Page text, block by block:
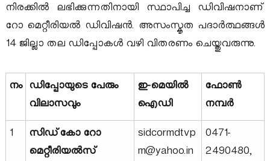
I
n
d
u
നിരക്കിൽ ലഭിക്കുന്നതിനായി സ്ഥാപിച്ച ഡിവിഷനാണ്
റോ മെറ്റീരിയൽ ഡിവിഷൻ. അസംസ്കൃത പദാർത്ഥങ്ങൾ
14 ജില്ലാ തല ഡിപ്പോകൾ വഴി വിതരണം ചെയ്തുവരുന്നു.
നം ഡിപ്പോയുടെ പേരും
വിലാസവും
ഇ-മെയിൽ
ഐഡി
ഫോൺ
നമ്പർ
1
സിഡ്‌കോ റോ
മെറ്റീരിയൽസ്
sidcormdtvp
m@yahoo.in
0471-
2490480,